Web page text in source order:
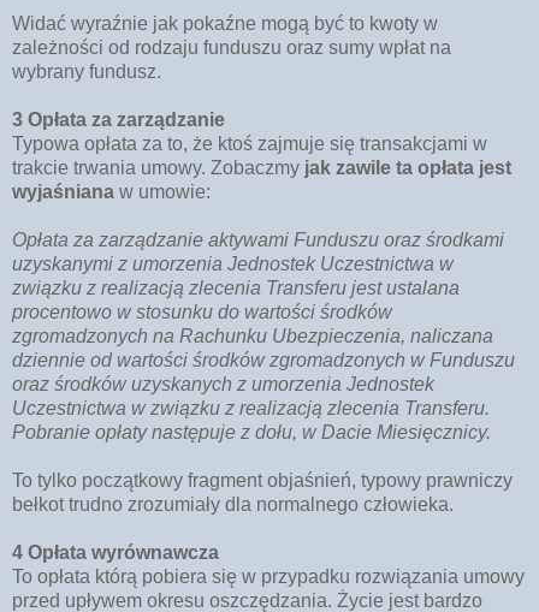
Widać wyraźnie jak pokaźne mogą być to kwoty w
zależności od rodzaju funduszu oraz sumy wpłat na
wybrany fundusz.
3 Opłata za zarządzanie
Typowa opłata za to, że ktoś zajmuje się transakcjami w
trakcie trwania umowy. Zobaczmy jak zawile ta opłata jest
wyjaśniana w umowie:
Opłata za zarządzanie aktywami Funduszu oraz środkami
uzyskanymi z umorzenia Jednostek Uczestnictwa w
związku z realizacją zlecenia Transferu jest ustalana
procentowo w stosunku do wartości środków
zgromadzonych na Rachunku Ubezpieczenia, naliczana
dziennie od wartości środków zgromadzonych w Funduszu
oraz środków uzyskanych z umorzenia Jednostek
Uczestnictwa w związku z realizacją zlecenia Transferu.
Pobranie opłaty następuje z dołu, w Dacie Miesięcznicy.
To tylko początkowy fragment objaśnień, typowy prawniczy
bełkot trudno zrozumiały dla normalnego człowieka.
4 Opłata wyrównawcza
To opłata którą pobiera się w przypadku rozwiązania umowy
przed upływem okresu oszczędzania. Życie jest bardzo